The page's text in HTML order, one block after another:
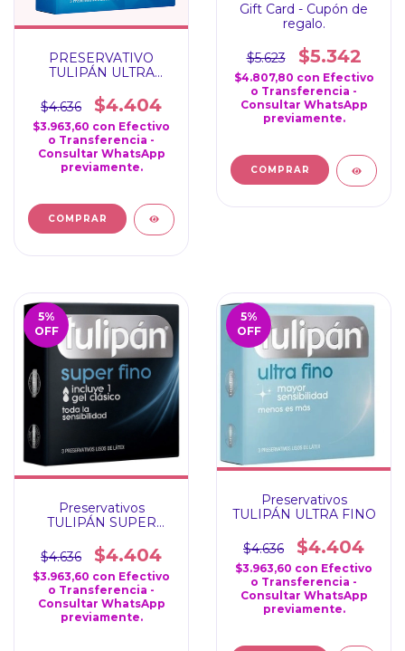
PRESERVATIVO
TULIPÁN ULTRA
$4.636
$4.404
$3.963,60 con Efectivo
o Transferencia -
Consultar WhatsApp
previamente.
Gift Card - Cupón de
regalo.
$5.623 $5.342
$4.807,80 con Efectivo
o Transferencia -
Consultar WhatsApp
previamente.
COMPRAR
5%
OFF
Preservativos
TULIPÁN SUPER
$4.636
$4.404
$3.963,60 con Efectivo
o Transferencia -
Consultar WhatsApp
previamente.
5%
OFF
Preservativos
TULIPÁN ULTRA FINO
$4.636 $4.404
$3.963,60 con Efectivo
o Transferencia -
Consultar WhatsApp
previamente.